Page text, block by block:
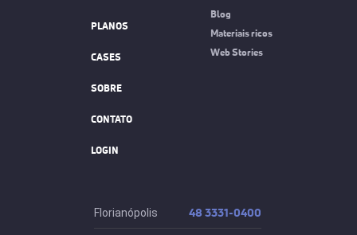
PLANOS
CASES
SOBRE
CONTATO
LOGIN
Blog
Materiais ricos
Web Stories
Florianópolis 48 3331-0400